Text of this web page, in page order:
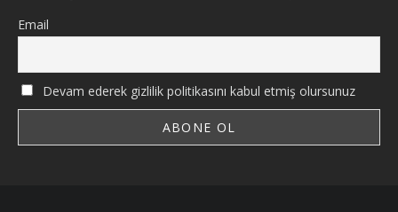
Email
Devam ederek gizlilik politikasını kabul etmiş olursunuz